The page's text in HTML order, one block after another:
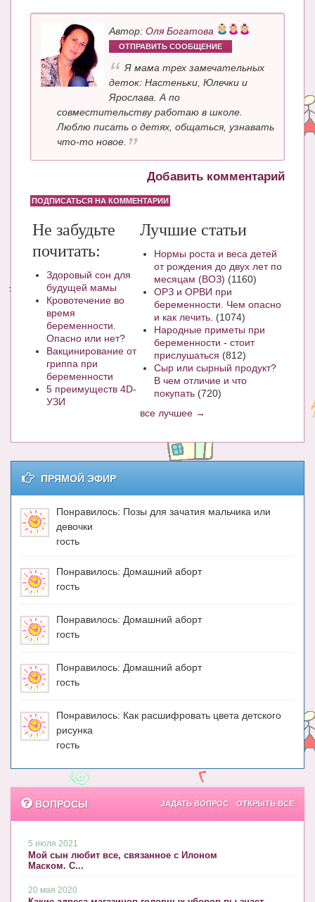
Автор: Оля Богатова
ОТПРАВИТЬ СООБЩЕНИЕ
Я мама трех замечательных
деток: Настеньки, Юлечки и
Ярослава. А по
совместительству работаю в школе.
Люблю писать о детях, общаться, узнавать
что-то новое.
Добавить комментарий
ПОДПИСАТЬСЯ НА КОММЕНТАРИИ
Не забудьте
почитать:
Здоровый сон для
будущей мамы
Кровотечение во
время
беременности.
Опасно или нет?
Вакцинирование от
гриппа при
беременности
5 преимуществ 4D-
УЗИ
Лучшие статьи
Нормы роста и веса детей
от рождения до двух лет по
месяцам (ВОЗ) (1160)
ОРЗ и ОРВИ при
беременности. Чем опасно
и как лечить. (1074)
Народные приметы при
беременности - стоит
прислушаться (812)
Сыр или сырный продукт?
В чем отличие и что
покупать (720)
все лучшее →
ПРЯМОЙ ЭФИР
Понравилось: Позы для зачатия мальчика или
девочки
гость
Понравилось: Домашний аборт
гость
Понравилось: Домашний аборт
гость
Понравилось: Домашний аборт
гость
Понравилось: Как расшифровать цвета детского
рисунка
гость
ВОПРОСЫ ОТКРЫТЬ ВСЕ
ЗАДАТЬ ВОПРОС
5 июля 2021
Мой сын любит все, связанное с Илоном
Маском. С...
20 мая 2020